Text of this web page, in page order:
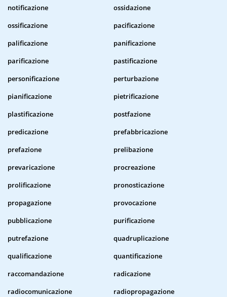
notificazione
ossidazione
ossificazione
pacificazione
palificazione
panificazione
parificazione
pastificazione
personificazione
perturbazione
pianificazione
pietrificazione
plastificazione
postfazione
predicazione
prefabbricazione
prefazione
prelibazione
prevaricazione
procreazione
prolificazione
pronosticazione
propagazione
provocazione
pubblicazione
purificazione
putrefazione
quadruplicazione
qualificazione
quantificazione
raccomandazione
radicazione
radiocomunicazione
radiopropagazione